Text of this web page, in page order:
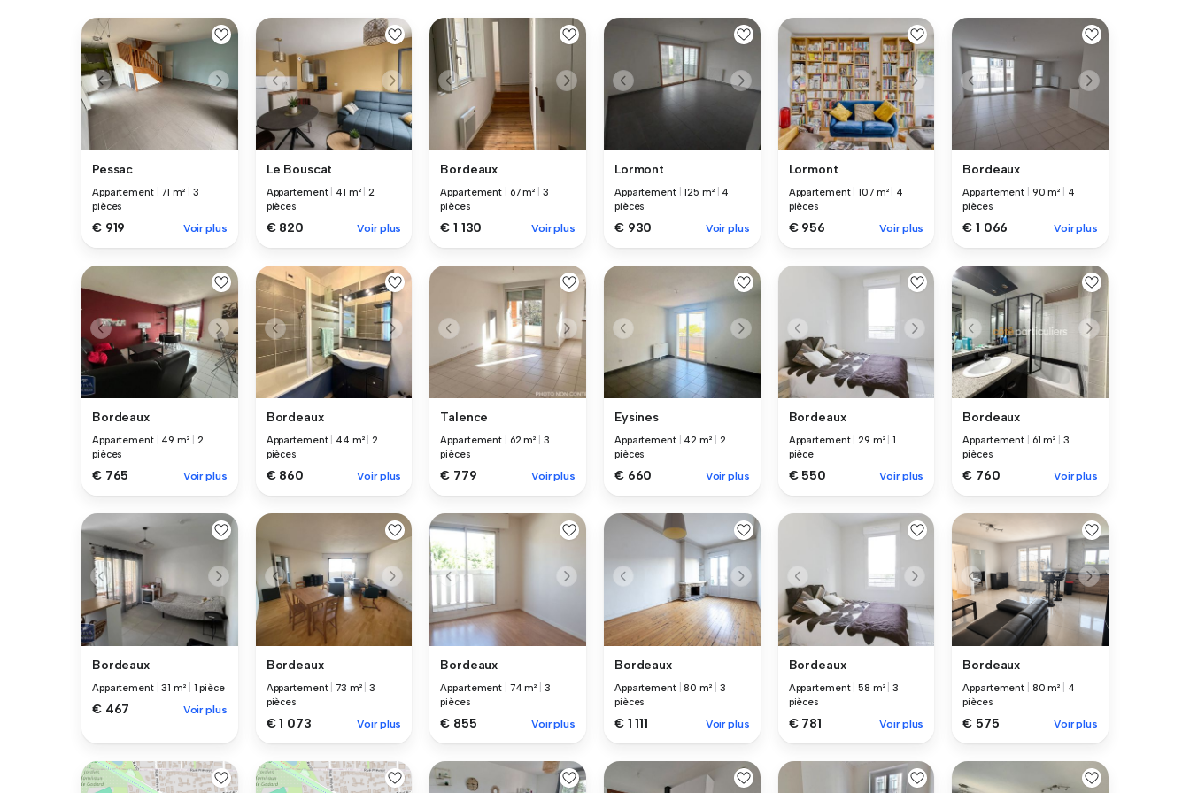
Pessac
Appartement |71 m²
3
pièces
€ 919 Voir plus
Le Bouscat
Appartement 41 m² |2
pièces
€ 820 Voir plus
Bordeaux
Appartement 67 m²
3
pièces
€ 1 130 Voir plus
Lormont
Appartement |125 m²
4
pièces
€ 930 Voir plus
Lormont
Appartement |107 m²
4
pièces
€ 956 Voir plus
Bordeaux
Appartement 90 m²
4
pièces
€ 1 066 Voir plus
Bordeaux
Appartement 49 m²
2
pièces
€ 765 Voir plus
Bordeaux
Appartement 44 m² |2
pièces
€ 860 Voir plus
Talence
Appartement 62 m²
3
pièces
€ 779 Voir plus
Eysines
Appartement 42 m²
2
pièces
€ 660 Voir plus
Bordeaux
Appartement |29 m² |1
pièce
€ 550 Voir plus
Bordeaux
Appartement 61 m²
3
pièces
€ 760 Voir plus
Bordeaux
Appartement |31 m² 1 pièce
€ 467 Voir plus
Bordeaux
Appartement |73 m² |3
pièces
€ 1 073 Voir plus
Bordeaux
Appartement 74 m²
3
pièces
€ 855 Voir plus
Bordeaux
Appartement |80 m²
3
pièces
€ 1 111 Voir plus
Bordeaux
Appartement |58 m² |3
pièces
€ 781 Voir plus
Bordeaux
Appartement 80 m²
4
pièces
€ 575 Voir plus